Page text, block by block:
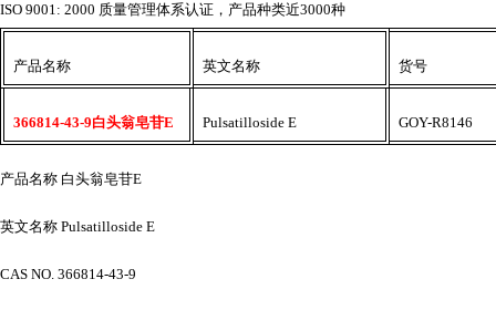
ISO 9001: 2000 质量管理体系认证，产品种类近3000种
产品名称 英文名称 货号
366814-43-9白头翁皂苷E Pulsatilloside E GOY-R8146
产品名称 白头翁皂苷E
英文名称 Pulsatilloside E
CAS NO. 366814-43-9